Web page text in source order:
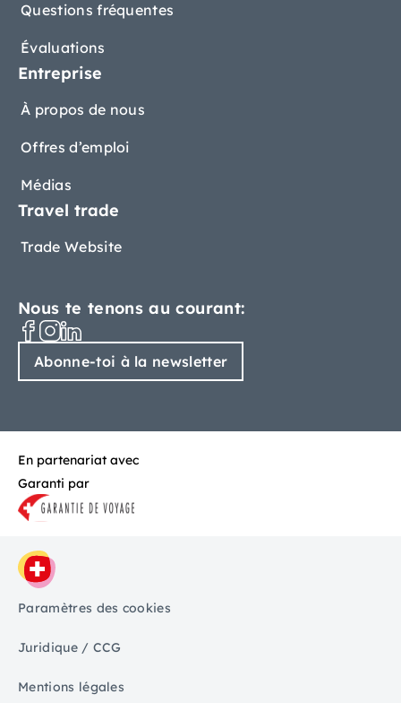
Questions fréquentes
Évaluations
Entreprise
À propos de nous
Offres d’emploi
Médias
Travel trade
Trade Website
Nous te tenons au courant:
Abonne-toi à la newsletter
En partenariat avec
Garanti par
Paramètres des cookies
Juridique / CCG
Mentions légales